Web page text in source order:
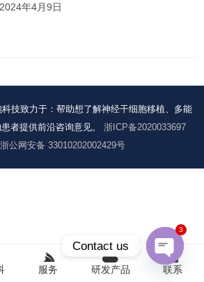
2024年4月9日
技致力于：帮助想了解神经干细胞移植、多能
者提供前沿咨询意见。 浙ICP备2020033697
浙公网安备 33010202002429号
服务 研发产品 联系
Contact us
Open
3